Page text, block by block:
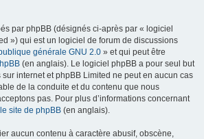
par phpBB (désignés ci-après par « logiciel
») qui est un logiciel de forum de discussions
générale GNU 2.0 » et qui peut être
(en anglais). Le logiciel phpBB a pour seul but
internet et phpBB Limited ne peut en aucun cas
de la conduite et du contenu que nous
pas. Pour plus d’informations concernant
le site de phpBB (en anglais).
aucun contenu à caractère abusif, obscène,